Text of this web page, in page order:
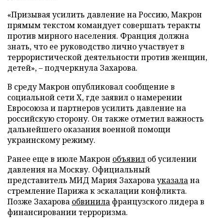
«Призывая усилить давление на Россию, Макрон
прямым текстом командует совершать теракты
против мирного населения. Франция должна
знать, что ее руководство лично участвует в
террористической деятельности против женщин,
детей», – подчеркнула Захарова.
В среду Макрон опубликовал сообщение в
социальной сети X, где заявил о намерении
Евросоюза и партнеров усилить давление на
российскую сторону. Он также отметил важность
дальнейшего оказания военной помощи
украинскому режиму.
Ранее еще в июле Макрон объявил об усилении
давления на Москву. Официальный
представитель МИД Мария Захаровауказалана
стремление Парижа к эскалации конфликта.
Позже Захарова обвинила французского лидера в
финансировании терроризма.